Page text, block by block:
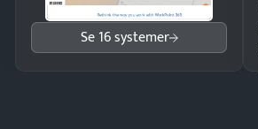
Se 16 systemer